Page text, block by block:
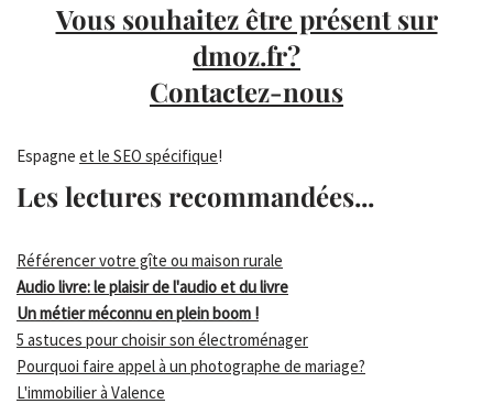
Vous souhaitez être présent sur
dmoz.fr?
Contactez-nous
Espagne et le SEO spécifique!
Les lectures recommandées...
Référencer votre gîte ou maison rurale
Audio livre: le plaisir de l'audio et du livre
Un métier méconnu en plein boom !
5 astuces pour choisir son électroménager
Pourquoi faire appel à un photographe de mariage?
L'immobilier à Valence